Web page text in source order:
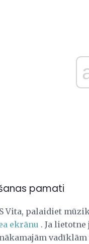
pamati
Vita, palaidiet
ekrānu . Ja